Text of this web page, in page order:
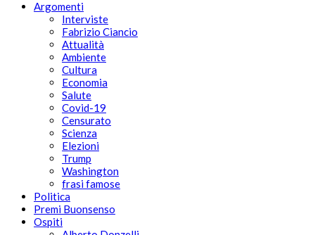
Argomenti
Interviste
Fabrizio Ciancio
Attualità
Ambiente
Cultura
Economia
Salute
Covid-19
Censurato
Scienza
Elezioni
Trump
Washington
frasi famose
Politica
Premi Buonsenso
Ospiti